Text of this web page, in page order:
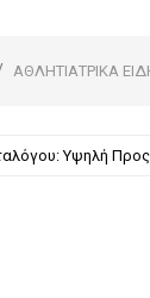
ΑΘΛΗΤΙΑΤΡΙΚΑ
Υψηλή